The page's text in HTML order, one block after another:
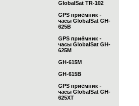
GlobalSat TR-102
GPS приёмник -
часы GlobalSat GH-
625B
GPS приёмник -
часы GlobalSat GH-
625M
GH-615M
GH-615B
GPS приёмник -
часы GlobalSat GH-
625XT